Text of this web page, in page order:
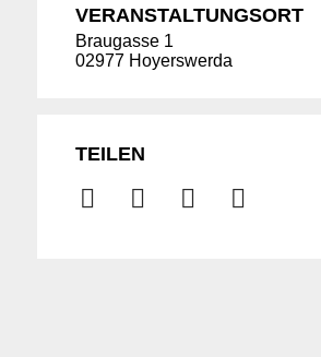
VERANSTALTUNGSORT
Braugasse 1
02977 Hoyerswerda
TEILEN